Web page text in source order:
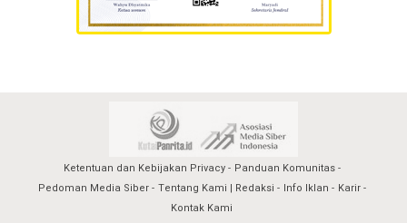
Ketentuan dan Kebijakan Privacy
Panduan Komunitas
Pedoman Media Siber
Tentang Kami | Redaksi Info Iklan
Karir
Kontak Kami